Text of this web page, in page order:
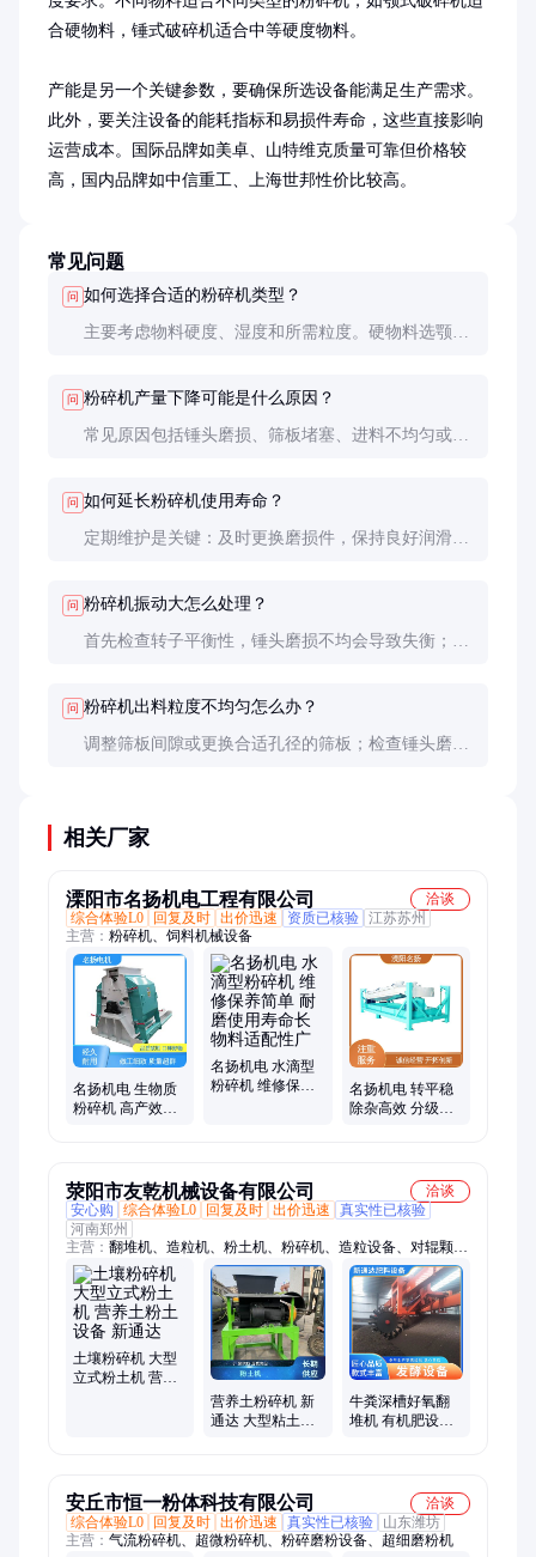
合硬物料，锤式破碎机适合中等硬度物料。
产能是另一个关键参数，要确保所选设备能满足生产需求。
此外，要关注设备的能耗指标和易损件寿命，这些直接影响
运营成本。国际品牌如美卓、山特维克质量可靠但价格较
高，国内品牌如中信重工、上海世邦性价比较高。
常见问题
问 如何选择合适的粉碎机类型？
主要考虑物料硬度、湿度和所需粒度。硬物料选颚式
问 粉碎机产量下降可能是什么原因？
常见原因包括锤头磨损、筛板堵塞、进料不均匀或电
问 如何延长粉碎机使用寿命？
定期维护是关键：及时更换磨损件，保持良好润滑，
问 粉碎机振动大怎么处理？
首先检查转子平衡性，锤头磨损不均会导致失衡；其
问 粉碎机出料粒度不均匀怎么办？
调整筛板间隙或更换合适孔径的筛板；检查锤头磨损
相关厂家
溧阳市名扬机电工程有限公司
洽谈
综合体验L0
回复及时 出价迅速 资质已核验 江苏苏州
主营： 粉碎机、饲料机械设备
名扬机电 生物质
粉碎机 高产效率
名扬机电 水滴型
粉碎机 维修保养
名扬机电 转平稳
除杂高效 分级回
荥阳市友乾机械设备有限公司
洽谈
安心购
综合体验L0 回复及时 出价迅速
真实性已核验
河南郑州
主营： 翻堆机、造粒机、粉土机、粉碎机、造粒设备、对辊颗粒
机、挤压颗粒机、实验室颗粒机
土壤粉碎机 大型
立式粉土机 营养
营养土粉碎机 新
通达 大型粘土粉
牛粪深槽好氧翻
堆机 有机肥设备
安丘市恒一粉体科技有限公司
洽谈
综合体验L0
回复及时 出价迅速 真实性已核验
山东潍坊
主营： 气流粉碎机、超微粉碎机、粉碎磨粉设备、超细磨粉机